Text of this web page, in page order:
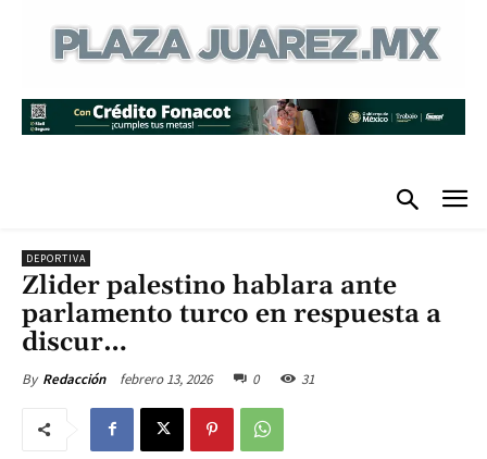
DEPORTIVA
Zlider palestino hablara ante
parlamento turco en respuesta a
discur…
By Redacción febrero 13, 2026 0 31